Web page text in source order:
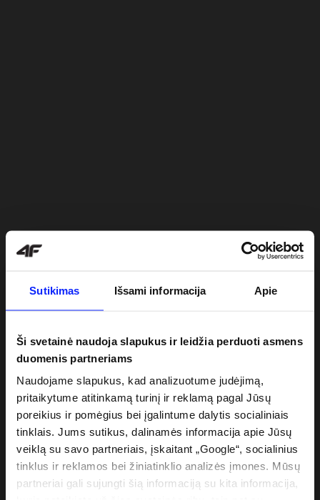
Sutikimas Išsami informacija Apie
Ši svetainė naudoja slapukus ir leidžia perduoti asmens
duomenis partneriams
Naudojame slapukus, kad analizuotume judėjimą,
pritaikytume atitinkamą turinį ir reklamą pagal Jūsų
poreikius ir pomėgius bei įgalintume dalytis socialiniais
tinklais. Jums sutikus, dalinamės informacija apie Jūsų
veiklą su savo partneriais, įskaitant „Google“, socialinius
tinklus ir reklamos bei žiniatinklio analizės įmones. Mūsų
partneriai gali sujungti šią informaciją su kita informacija,